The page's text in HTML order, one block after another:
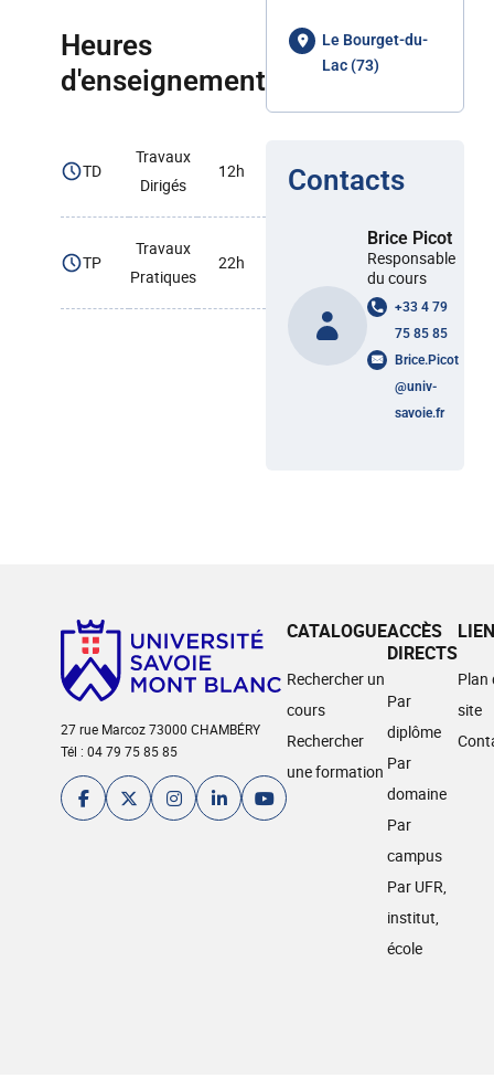
Heures
d'enseignement
TD
Travaux
Dirigés
12h
TP
Travaux
Pratiques
22h
Le Bourget-du-
Lac (73)
Contacts
Brice Picot
Responsable
du cours
+33 4 79
75 85 85
Brice.Picot
@univ-
savoie.fr
27 rue Marcoz 73000 CHAMBÉRY
Tél : 04 79 75 85 85
CATALOGUE
Rechercher un
cours
Rechercher
une formation
ACCÈS
DIRECTS
Par
diplôme
Par
domaine
Par
campus
Par UFR,
institut,
école
Plan
site